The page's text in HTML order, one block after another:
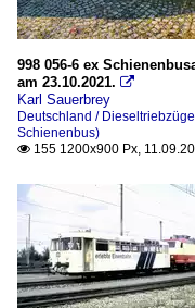
998 056-6 ex
am 23.10.2021. 
Karl Sauerbrey
Deutschland /
Schienenbus)
 155 1200x900 Px,